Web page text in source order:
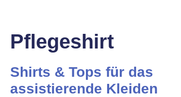
Pflegeshirt
Shirts & Tops für das
assistierende Kleiden